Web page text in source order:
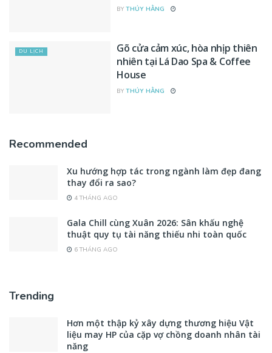
BY THÚY HẰNG
DU LỊCH
Gõ cửa cảm xúc, hòa nhịp thiên
nhiên tại Lá Dao Spa & Coffee
House
BY THÚY HẰNG
Recommended
Xu hướng hợp tác trong ngành làm đẹp đang
thay đổi ra sao?
4 THÁNG AGO
Gala Chill cùng Xuân 2026: Sân khấu nghệ
thuật quy tụ tài năng thiếu nhi toàn quốc
6 THÁNG AGO
Trending
Hơn một thập kỷ xây dựng thương hiệu Vật
liệu may HP của cặp vợ chồng doanh nhân tài
năng